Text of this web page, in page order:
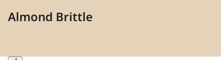
Almond Brittle